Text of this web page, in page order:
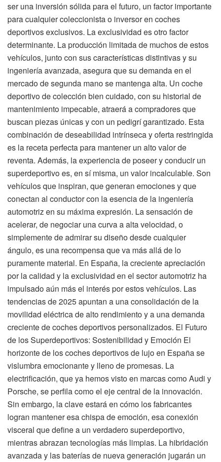
ser una inversión sólida para el futuro, un factor importante
para cualquier coleccionista o inversor en coches
deportivos exclusivos. La exclusividad es otro factor
determinante. La producción limitada de muchos de estos
vehículos, junto con sus características distintivas y su
ingeniería avanzada, asegura que su demanda en el
mercado de segunda mano se mantenga alta. Un coche
deportivo de colección bien cuidado, con su historial de
mantenimiento impecable, atraerá a compradores que
buscan piezas únicas y con un pedigrí garantizado. Esta
combinación de deseabilidad intrínseca y oferta restringida
es la receta perfecta para mantener un alto valor de
reventa. Además, la experiencia de poseer y conducir un
superdeportivo es, en sí misma, un valor incalculable. Son
vehículos que inspiran, que generan emociones y que
conectan al conductor con la esencia de la ingeniería
automotriz en su máxima expresión. La sensación de
acelerar, de negociar una curva a alta velocidad, o
simplemente de admirar su diseño desde cualquier
ángulo, es una recompensa que va más allá de lo
puramente material. En España, la creciente apreciación
por la calidad y la exclusividad en el sector automotriz ha
impulsado aún más el interés por estos vehículos. Las
tendencias de 2025 apuntan a una consolidación de la
movilidad eléctrica de alto rendimiento y a una demanda
creciente de coches deportivos personalizados. El Futuro
de los Superdeportivos: Sostenibilidad y Emoción El
horizonte de los coches deportivos de lujo en España se
vislumbra emocionante y lleno de promesas. La
electrificación, que ya hemos visto en marcas como Audi y
Porsche, se perfila como el eje central de la innovación.
Sin embargo, la clave estará en cómo los fabricantes
logran mantener esa chispa de emoción, esa conexión
visceral que define a un verdadero superdeportivo,
mientras abrazan tecnologías más limpias. La hibridación
avanzada y las baterías de nueva generación jugarán un